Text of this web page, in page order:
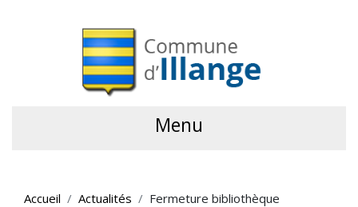
Menu
Accueil Actualités Fermeture bibliothèque